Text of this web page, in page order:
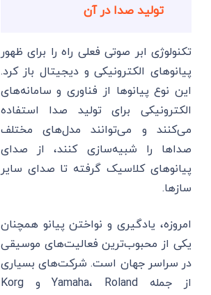
تولید صدا در آن
تکنولوژی ابر صوتی فعلی راه را برای ظهور
پیانوهای الکترونیکی و دیجیتال باز کرد.
این نوع پیانوها از فناوری و سامانه‌های
الکترونیکی برای تولید صدا استفاده
می‌کنند و می‌توانند مدل‌های مختلف
صداها را شبیه‌سازی کنند، از صدای
پیانوهای کلاسیک گرفته تا صدای سایر
سازها.
امروزه، یادگیری و نواختن پیانو همچنان
یکی از محبوب‌ترین فعالیت‌های موسیقی
در سراسر جهان است. شرکت‌های بسیاری
از جمله Yamaha، Roland و Korg